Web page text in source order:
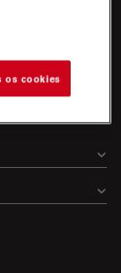
os cookies